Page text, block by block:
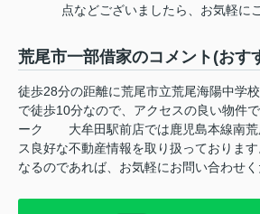
点などございましたら、お気軽に
荒尾市一部借家のコメント(おす
徒歩28分の距離に荒尾市立荒尾海陽中学
で徒歩10分なので、アクセスの良い物件
ーク 大牟田駅前店では鹿児島本線南荒
ス良好な不動産情報を取り扱っておりま
なるのであれば、お気軽にお問い合わせく